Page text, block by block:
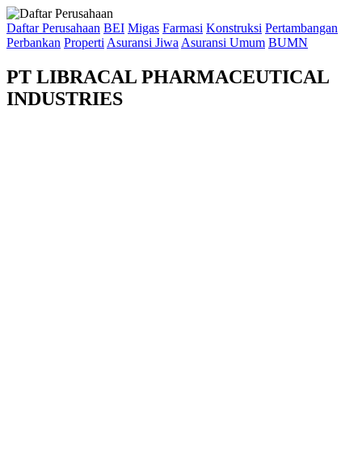
Daftar Perusahaan BEI Migas Farmasi Konstruksi Pertambangan
Perbankan Properti Asuransi Jiwa Asuransi Umum BUMN
PT LIBRACAL PHARMACEUTICAL
INDUSTRIES